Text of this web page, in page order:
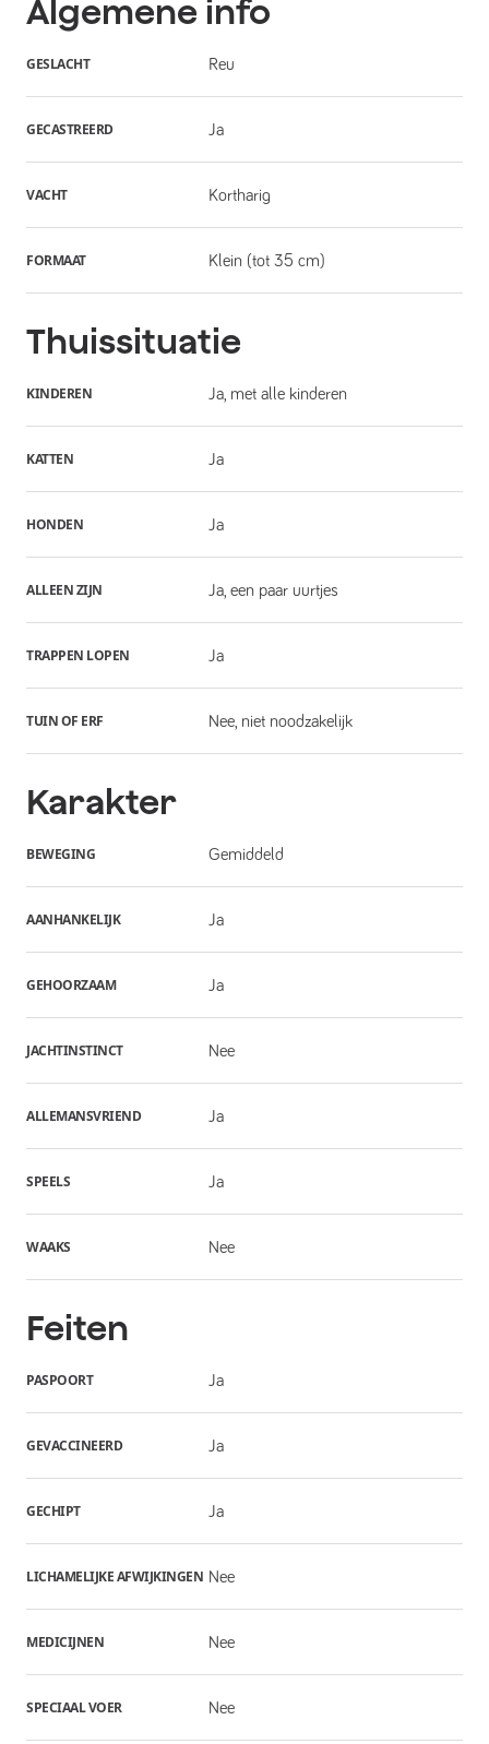
Algemene info
GESLACHT Reu
GECASTREERD Ja
VACHT Kortharig
FORMAAT Klein (tot 35 cm)
Thuissituatie
KINDEREN Ja, met alle kinderen
KATTEN Ja
HONDEN Ja
ALLEEN ZIJN Ja, een paar uurtjes
TRAPPEN LOPEN Ja
TUIN OF ERF Nee, niet noodzakelijk
Karakter
BEWEGING Gemiddeld
AANHANKELIJK Ja
GEHOORZAAM Ja
JACHTINSTINCT Nee
ALLEMANSVRIEND Ja
SPEELS Ja
WAAKS Nee
Feiten
PASPOORT Ja
GEVACCINEERD Ja
GECHIPT Ja
LICHAMELIJKE AFWIJKINGEN Nee
MEDICIJNEN Nee
SPECIAAL VOER Nee